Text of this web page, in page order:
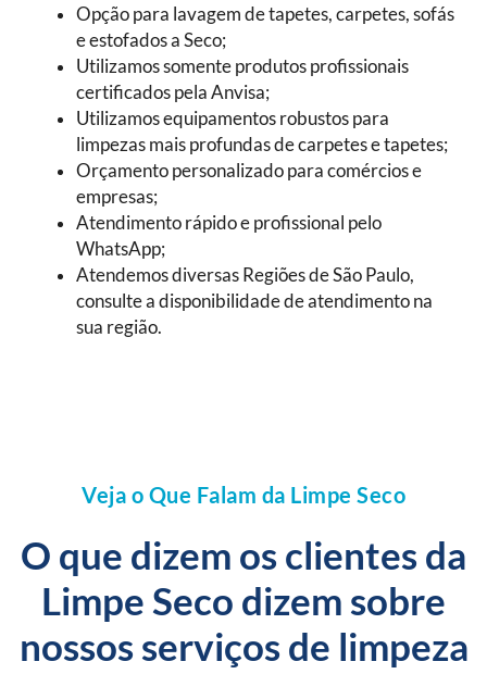
Opção para lavagem de tapetes, carpetes, sofás
e estofados a Seco;
Utilizamos somente produtos profissionais
certificados pela Anvisa;
Utilizamos equipamentos robustos para
limpezas mais profundas de carpetes e tapetes;
Orçamento personalizado para comércios e
empresas;
Atendimento rápido e profissional pelo
WhatsApp;
Atendemos diversas Regiões de São Paulo,
consulte a disponibilidade de atendimento na
sua região.
Veja o Que Falam da Limpe Seco
O que dizem os clientes da
Limpe Seco dizem sobre
nossos serviços de limpeza